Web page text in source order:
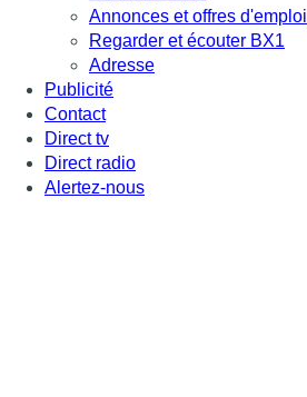
Annonces et offres d'emploi
Regarder et écouter BX1
Adresse
Publicité
Contact
Direct tv
Direct radio
Alertez-nous